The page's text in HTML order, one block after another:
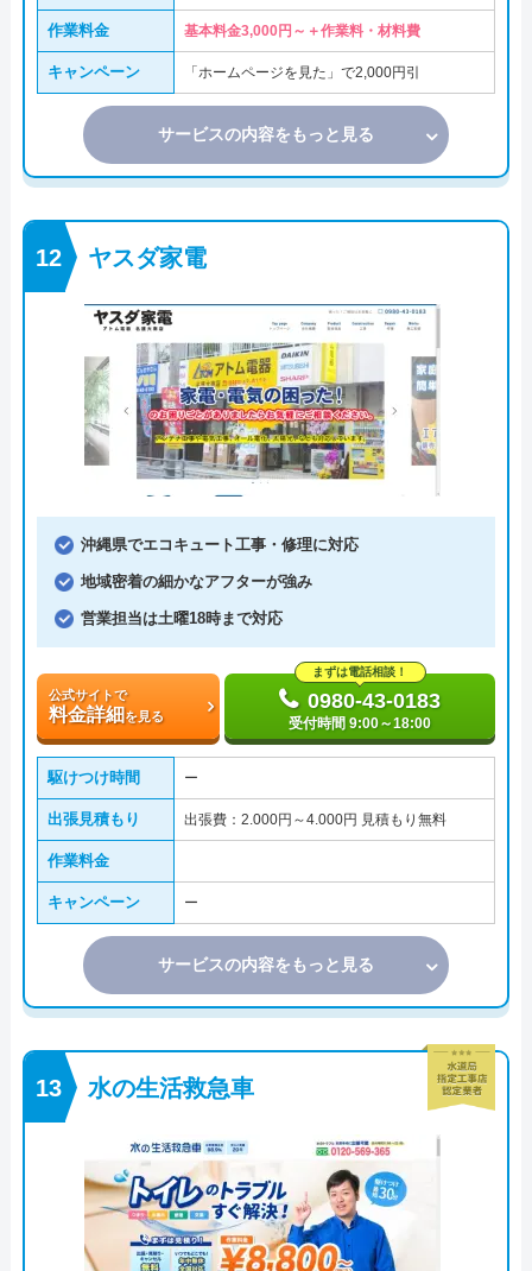
作業料金 基本料金3,000円～＋作業料・材料費
キャンペーン 「ホームページを見た」で2,000円引
サービスの内容をもっと見る
ヤスダ家電
沖縄県でエコキュート工事・修理に対応
地域密着の細かなアフターが強み
営業担当は土曜18時まで対応
公式サイトで
料金詳細を見る
まずは電話相談！
0980-43-0183
受付時間 9:00～18:00
駆けつけ時間 ー
出張見積もり 出張費：2.000円～4.000円 見積もり無料
作業料金
キャンペーン ー
サービスの内容をもっと見る
水の生活救急車